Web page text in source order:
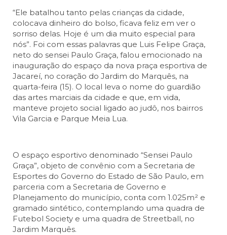
“Ele batalhou tanto pelas crianças da cidade,
colocava dinheiro do bolso, ficava feliz em ver o
sorriso delas. Hoje é um dia muito especial para
nós”. Foi com essas palavras que Luis Felipe Graça,
neto do sensei Paulo Graça, falou emocionado na
inauguração do espaço da nova praça esportiva de
Jacareí, no coração do Jardim do Marquês, na
quarta-feira (15). O local leva o nome do guardião
das artes marciais da cidade e que, em vida,
manteve projeto social ligado ao judô, nos bairros
Vila Garcia e Parque Meia Lua.
O espaço esportivo denominado “Sensei Paulo
Graça”, objeto de convênio com a Secretaria de
Esportes do Governo do Estado de São Paulo, em
parceria com a Secretaria de Governo e
Planejamento do município, conta com 1.025m² e
gramado sintético, contemplando uma quadra de
Futebol Society e uma quadra de Streetball, no
Jardim Marquês.